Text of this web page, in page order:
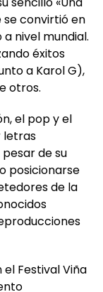
se convirtió en
nivel mundial.
éxitos
a Karol G),
otros.
el pop y el
letras
de su
posicionarse
de la
Festival Viña